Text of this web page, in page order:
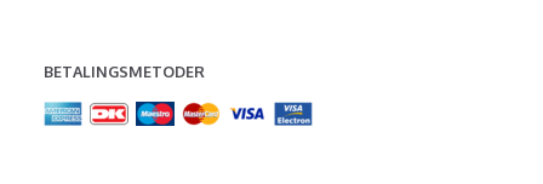
BETALINGSMETODER